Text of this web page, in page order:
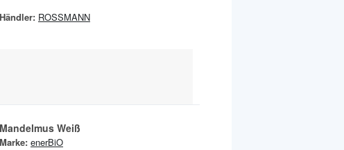
Händler: ROSSMANN
Mandelmus Weiß
Marke: enerBiO